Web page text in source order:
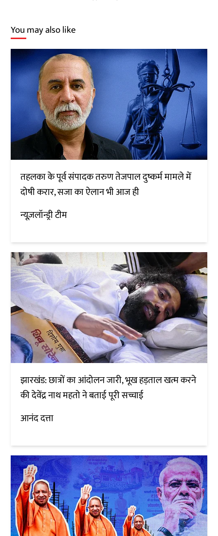
You may also like
तहलका के पूर्व संपादक तरुण तेजपाल दुष्कर्म मामले में
दोषी करार, सजा का ऐलान भी आज ही
न्यूज़लॉन्ड्री टीम
झारखंड: छात्रों का आंदोलन जारी, भूख हड़ताल खत्म करने
की देवेंद्र नाथ महतो ने बताई पूरी सच्चाई
आनंद दत्ता